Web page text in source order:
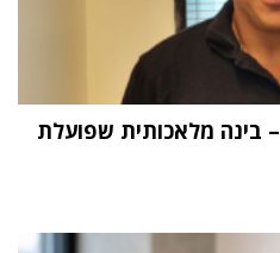
"העתיד הוא Physical AI – בינה מלאכותית שפועלת